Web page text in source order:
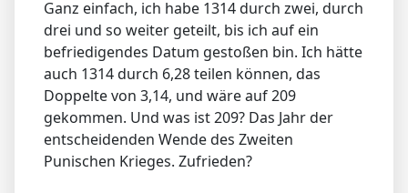
Ganz einfach, ich habe 1314 durch zwei, durch
drei und so weiter geteilt, bis ich auf ein
befriedigendes Datum gestoßen bin. Ich hätte
auch 1314 durch 6,28 teilen können, das
Doppelte von 3,14, und wäre auf 209
gekommen. Und was ist 209? Das Jahr der
entscheidenden Wende des Zweiten
Punischen Krieges. Zufrieden?